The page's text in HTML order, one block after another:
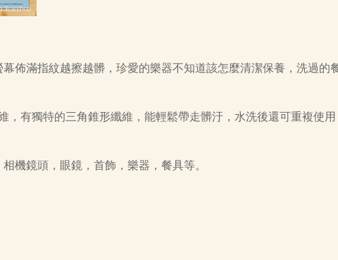
佈滿指紋越擦越髒，珍愛的樂器不知道該怎麼清潔保養，洗過的
，有獨特的三角錐形纖維，能輕鬆帶走髒汙，水洗後還可重複使
機鏡頭，眼鏡，首飾，樂器，餐具等。